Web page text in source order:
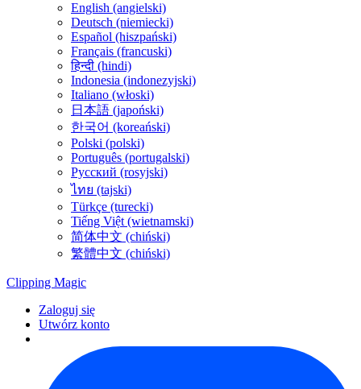
English (angielski)
Deutsch (niemiecki)
Español (hiszpański)
Français (francuski)
हिन्दी (hindi)
Indonesia (indonezyjski)
Italiano (włoski)
日本語 (japoński)
한국어 (koreański)
Polski (polski)
Português (portugalski)
Русский (rosyjski)
ไทย (tajski)
Türkçe (turecki)
Tiếng Việt (wietnamski)
简体中文 (chiński)
繁體中文 (chiński)
Clipping Magic
Zaloguj się
Utwórz konto